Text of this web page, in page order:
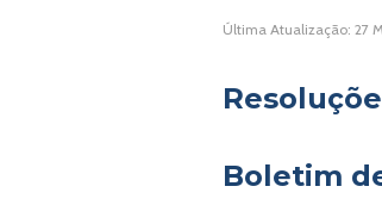
Última Atualização: 27
Boletim